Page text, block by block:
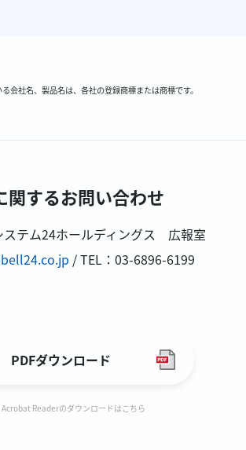
会社名、製品名は、各社の登録商標または商標です。
関するお問い合わせ
ステム24ホールディングス 広報室
/ TEL：03-6896-6199
PDFダウンロード
Readerのダウンロードはこちら